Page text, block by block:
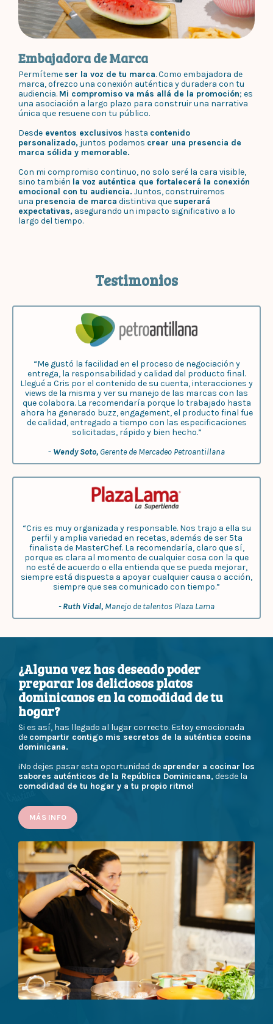
Embajadora de Marca
Permíteme ser la voz de tu marca. Como embajadora de
marca, ofrezco una conexión auténtica y duradera con tu
audiencia. Mi compromiso va más allá de la promoción; es
una asociación a largo plazo para construir una narrativa
única que resuene con tu público.
Desde eventos exclusivos hasta contenido
personalizado, juntos podemos crear una presencia de
marca sólida y memorable.
Con mi compromiso continuo, no solo seré la cara visible,
sino también la voz auténtica que fortalecerá la conexión
emocional con tu audiencia. Juntos, construiremos
una presencia de marca distintiva que superará
expectativas, asegurando un impacto significativo a lo
largo del tiempo.
Testimonios
“Me gustó la facilidad en el proceso de negociación y
entrega, la responsabilidad y calidad del producto final.
Llegué a Cris por el contenido de su cuenta, interacciones y
views de la misma y ver su manejo de las marcas con las
que colabora. La recomendaría porque lo trabajado hasta
ahora ha generado buzz, engagement, el producto final fue
de calidad, entregado a tiempo con las especificaciones
solicitadas, rápido y bien hecho.”
- Wendy Soto, Gerente de Mercadeo Petroantillana
“Cris es muy organizada y responsable. Nos trajo a ella su
perfil y amplia variedad en recetas, además de ser 5ta
finalista de MasterChef. La recomendaría, claro que sí,
porque es clara al momento de cualquier cosa con la que
no esté de acuerdo o ella entienda que se pueda mejorar,
siempre está dispuesta a apoyar cualquier causa o acción,
siempre que sea comunicado con tiempo.”
-Ruth Vidal, Manejo de talentos Plaza Lama
¿Alguna vez has deseado poder
preparar los deliciosos platos
dominicanos en la comodidad de tu
hogar?
Si es así, has llegado al lugar correcto. Estoy emocionada
de compartir contigo mis secretos de la auténtica cocina
dominicana.
¡No dejes pasar esta oportunidad de aprender a cocinar los
sabores auténticos de la República Dominicana,desde la
comodidad de tu hogar y a tu propio ritmo!
MÁS INFO